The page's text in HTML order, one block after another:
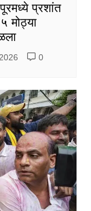
प्रशांत
मोठ्या
0